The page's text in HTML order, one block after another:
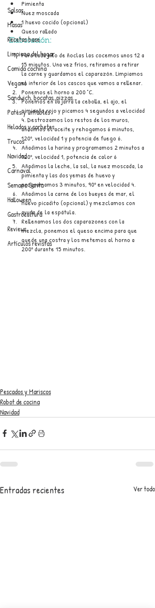
Salsas
Masas
Recetas base
Limpieza del hogar
Comida cochina
Vegano
Sandwich, bocatas, pizzas...
Patés y untables
Helados y sorbetes
Trucos
Navidad
Carnaval
Semana Santa
Halloween
Gastrocultura
Reviews
Artículos revistas
Pimienta
Nuez moscada
1 huevo cocido (opcional)
Queso rallado
Elaboración:
Para cada kilo de ñoclas las cocemos unos 12 a
15 minutos. Una vez fríos, retiramos a retirar
la carne y guardamos el caparazón. Limpiamos
el interior de los cascos que vamos a rellenar.
Ponemos el horno a 200 °C.
Ponemos en la jarra la cebolla, el ajo, el
pimiento rojo y picamos 4 segundos a velocidad
4. Destrozamos los restos de los muros,
añadimos el aceite y rehogamos 6 minutos,
120º, velocidad 1 y potencia de fuego 6.
Añadimos la harina y programamos 2 minutos a
120º, velocidad 1, potencia de calor 6
Añadimos la leche, la sal, la nuez moscada, la
pimienta y las dos yemas de huevo y
programamos 3 minutos, 90º en velocidad 4.
Añadimos la carne de los bueyes de mar, el
huevo picadito (opcional) y mezclamos con
ayuda de la espátula.
Rellenamos los dos caparazones con la
mezcla, ponemos el queso encima para que
quede una costra y los metemos al horno a
200º durante 15 minutos.
Pescados y Mariscos
Robot de cocina
Navidad
Entradas recientes Ver todo